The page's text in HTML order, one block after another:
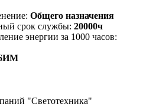
Общего назначения
срок службы: 20000ч
энергии за 1000 часов:
"Светотехника"